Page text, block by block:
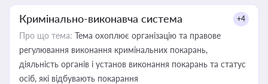
Кримінально-виконавча система +4
Про що тема: Тема охоплює організацію та правове
регулювання виконання кримінальних покарань,
діяльність органів і установ виконання покарань та статус
осіб, які відбувають покарання